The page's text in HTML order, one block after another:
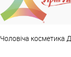
Чоловіча косметика